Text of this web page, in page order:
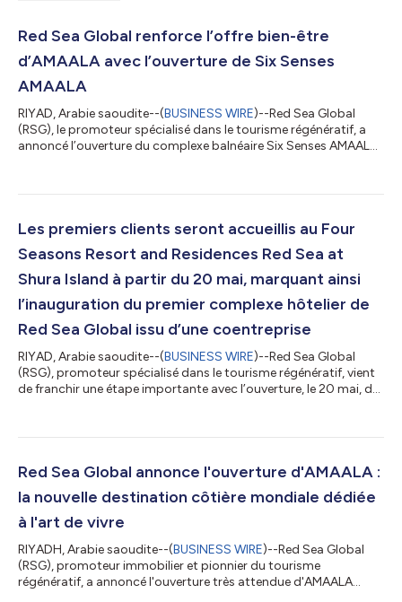
Red Sea Global renforce l’offre bien-être
d’AMAALA avec l’ouverture de Six Senses
AMAALA
RIYAD, Arabie saoudite--(BUSINESS WIRE)--Red Sea Global
(RSG), le promoteur spécialisé dans le tourisme régénératif, a
annoncé l’ouverture du complexe balnéaire Six Senses AMAALA,
destination AMAALA, qui continue de prendre vie et d’accueillir
être inégalées, dans un cadre composé de falaises côtières
Les premiers clients seront accueillis au Four
Seasons Resort and Residences Red Sea at
Shura Island à partir du 20 mai, marquant ainsi
l’inauguration du premier complexe hôtelier de
Red Sea Global issu d’une coentreprise
RIYAD, Arabie saoudite--(BUSINESS WIRE)--Red Sea Global
(RSG), promoteur spécialisé dans le tourisme régénératif, vient
de franchir une étape importante avec l’ouverture, le 20 mai, du
touristique du portefeuille de RSG, développé dans le cadre
en partenariat avec la Kingdom Holding Company (KHC), ce
Red Sea Global annonce l'ouverture d'AMAALA :
la nouvelle destination côtière mondiale dédiée
à l'art de vivre
RIYADH, Arabie saoudite--(BUSINESS WIRE)--Red Sea Global
(RSG), promoteur immobilier et pionnier du tourisme
régénératif, a annoncé l'ouverture très attendue d'AMAALA